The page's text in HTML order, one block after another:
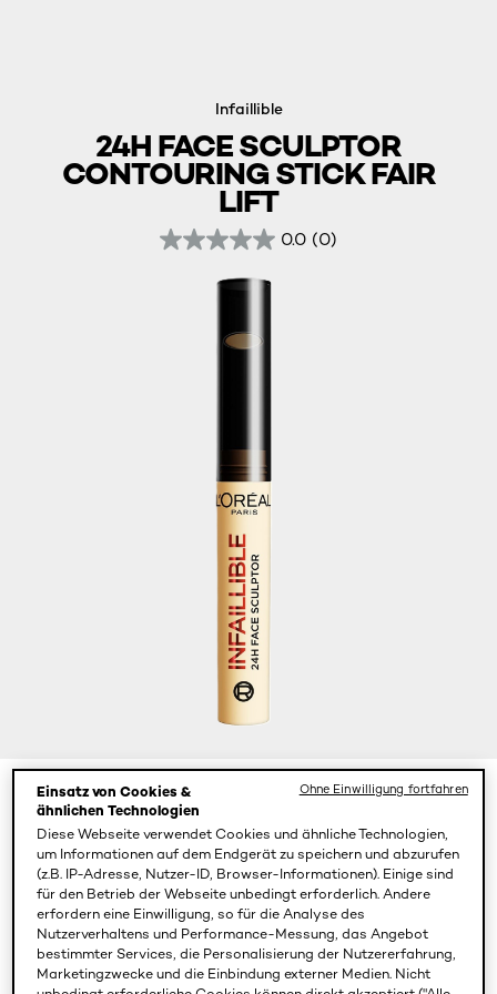
Infaillible
24H FACE SCULPTOR
CONTOURING STICK FAIR
LIFT
0.0 (0)
Color
Fair Lift
Einsatz von Cookies &
ähnlichen Technologien
Diese Webseite verwendet Cookies und ähnliche Technologien,
um Informationen auf dem Endgerät zu speichern und abzurufen
(z.B. IP-Adresse, Nutzer-ID, Browser-Informationen). Einige sind
für den Betrieb der Webseite unbedingt erforderlich. Andere
erfordern eine Einwilligung, so für die Analyse des
Nutzerverhaltens und Performance-Messung, das Angebot
bestimmter Services, die Personalisierung der Nutzererfahrung,
Marketingzwecke und die Einbindung externer Medien. Nicht
Ohne Einwilligung fortfahren